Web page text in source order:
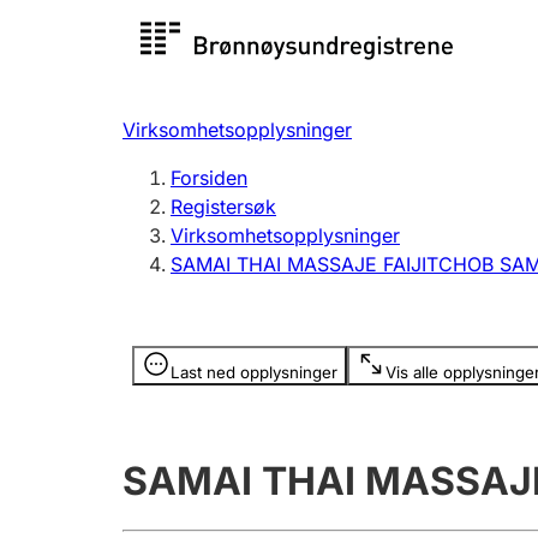
Registersøk
Registrere, endre, slette
Virksomhetsopplysninger
Forsiden
Registersøk
Virksomhetsopplysninger
SAMAI THAI MASSAJE FAIJITCHOB
Last ned opplysninger Vis alle
Opplysninger er skjult
SAMAI THAI